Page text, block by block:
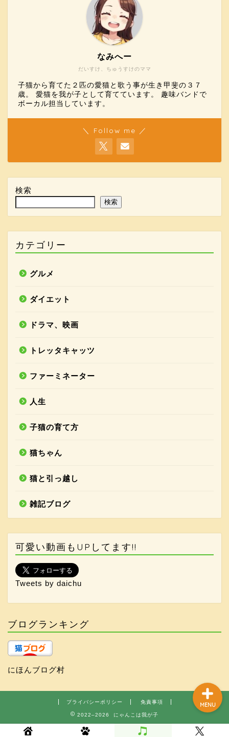
だいすけ、ちゅうすけのママ
なみへー
子猫から育てた２匹の愛猫と歌う事が生き甲斐の３７
歳。 愛猫を我が子として育てています。 趣味バンドで
ボーカル担当しています。
＼ Follow me ／
検索
検索
カテゴリー
グルメ
ダイエット
ドラマ、映画
トレッタキャッツ
ファーミネーター
人生
子猫の育て方
猫ちゃん
猫と引っ越し
雑記ブログ
可愛い動画もUPしてます!!
Tweets by daichu
ブログランキング
にほんブログ村
プライバシーポリシー 免責事項
2022–2026 にゃんこは我が子
MENU